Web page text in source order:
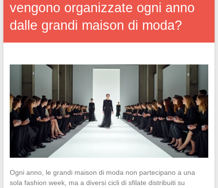
vengono organizzate ogni anno
dalle grandi maison di moda?
Ogni anno, le grandi maison di moda non partecipano a una
sola fashion week, ma a diversi cicli di sfilate distribuiti su